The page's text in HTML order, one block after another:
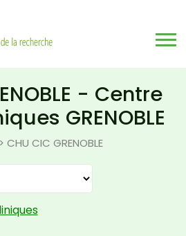
- Centre
GRENOBLE
> CHU CIC GRENOBLE